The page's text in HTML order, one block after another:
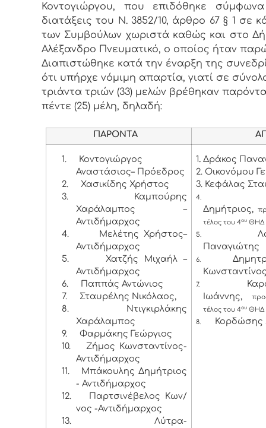
Κοντογιώργου, που επιδόθηκε
διατάξεις του Ν. 3852/10, άρθρο 67 § 1 σε
των Συμβούλων χωριστά καθώς και στο
Αλέξανδρο Πνευματικό, ο οποίος ήταν
Διαπιστώθηκε κατά την έναρξη της
ότι υπήρχε νόμιμη απαρτία, γιατί σε
τριάντα τριών (33) μελών βρέθηκαν παρόντα
πέντε (25) μέλη, δηλαδή:
ΠΑΡΟΝΤΑ
1.
Κοντογιώργος
Αναστάσιος– Πρόεδρος
2.
Χασικίδης Χρήστος
3.
Καμπούρης
Χαράλαμπος –
Αντιδήμαρχος
4.
Μελέτης Χρήστος–
Αντιδήμαρχος
5.
Χατζής Μιχαήλ –
Αντιδήμαρχος
6.
Παππάς Αντώνιος
7.
Σταυρέλης Νικόλαος,
8.
Ντιγκιρλάκης
Χαράλαμπος
9.
Φαρμάκης Γεώργιος
10.
Ζήμος Κωνσταντίνος-
Αντιδήμαρχος
11.
Μπάκουλης Δημήτριος
- Αντιδήμαρχος
12.
Παρτσινέβελος Κων/
νος -Αντιδήμαρχος
13.
Λύτρα-
1. Δράκος
2. Οικονόμου
3. Κεφάλας
4.
Δημήτριος,
τέλος του 4ου ΘΗΔ
5.
Παναγιώτης
6.
7.
Ιωάννης,
τέλος του 4ου ΘΗΔ
8.
Κορδώσης